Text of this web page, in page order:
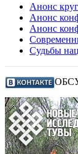
Анонс
Анонс
Анонс
Судьбы